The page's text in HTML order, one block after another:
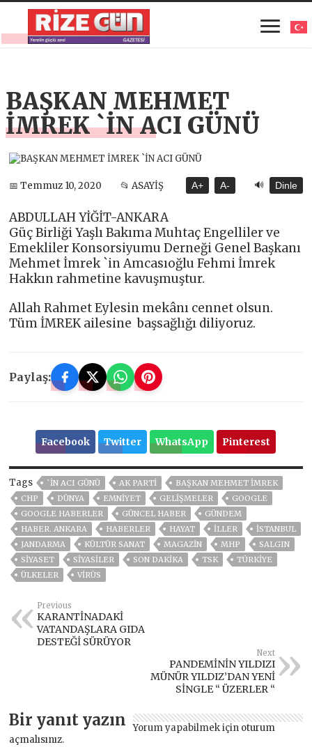
BAŞKAN MEHMET
İMREK `İN ACI GÜNÜ
📅 Temmuz 10, 2020 📂 ASAYİŞ A+ A- 🔊 Dinle
ABDULLAH YİĞİT-ANKARA
Güç Birliği Yaşlı Bakıma Muhtaç Engelliler ve
Emekliler Konsorsiyumu Derneği Genel Başkanı
Mehmet İmrek `in Amcasıoğlu Fehmi İmrek
Hakkın rahmetine kavuşmuştur.
Allah Rahmet Eylesin mekânı cennet olsun.
Tüm İMREK ailesine başsağlığı diliyoruz.
Paylaş:
Facebook Twitter WhatsApp Pinterest
Tags `İN ACI GÜNÜ AK PARTİ
BAŞKAN MEHMET İMREK
CHP
DÜNYA EMNİYET GELIŞMELER
GOOGLE
GOOGLE HABERLER
GÜNCEL HABER
GÜNDEM
HABER. ANKARA
HABERLER HAYAT İLLER
ISTANBUL
JANDARMA
KÜLTÜR SANAT MAGAZİN MHP
SALGIN
SİYASET
SİYASİLER SON DAKIKA TSK
TÜRKİYE
ÜLKELER
VIRÜS
Previous
KARANTİNADAKİ
VATANDAŞLARA GIDA
DESTEĞİ SÜRÜYOR
Next
PANDEMİNİN YILDIZI
MÜNÜR YILDIZ’DAN YENİ
SİNGLE “ ÜZERLER “
Bir yanıt yazın Yorum yapabilmek için oturum
açmalısınız.